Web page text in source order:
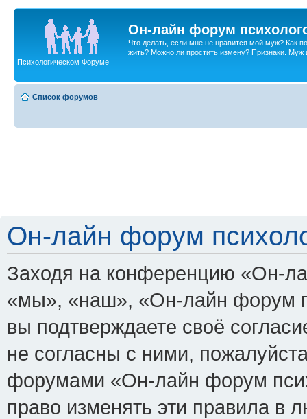
Он-лайн форум
Что делать, если мне не нравится мой муж? Как
жить? Можно ли простить измену? Признаки. Муж
Психологическом Форуме
Список форумов
Он-лайн форум
Заходя на конференцию «Он-
«мы», «наш», «Он-лайн форум
вы подтверждаете своё
не согласны с ними,
форумами «Он-лайн форум
право изменять эти правила в